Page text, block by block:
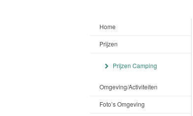
Home
Prijzen
Prijzen Camping
Omgeving/Activiteiten
Foto’s Omgeving